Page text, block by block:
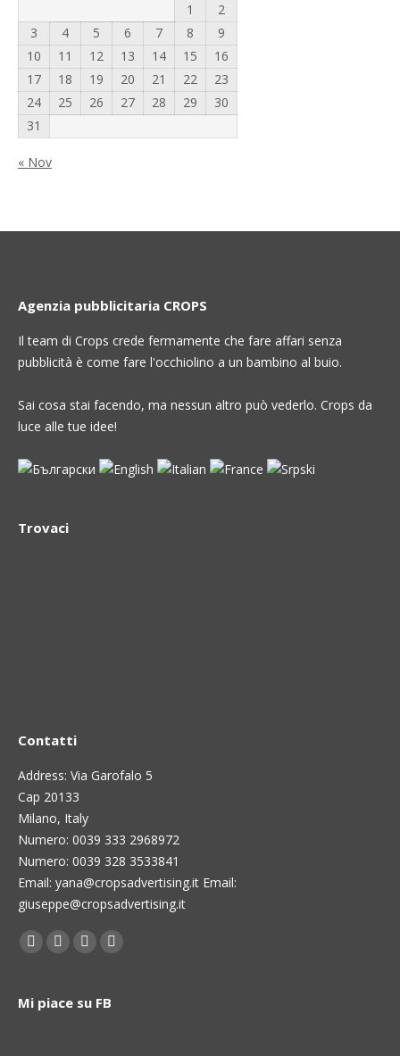
1
2
3
4 5 6 7 8
9
10
11 12 13 14 15
16
17
18 19 20 21 22
23
24
25 26 27 28 29
30
31
« Nov
Agenzia pubblicitaria CROPS
Il team di Crops crede fermamente che fare affari senza
pubblicità è come fare l'occhiolino a un bambino al buio.
Sai cosa stai facendo, ma nessun altro può vederlo. Crops da
luce alle tue idee!
Trovaci
Contatti
Address: Via Garofalo 5
Cap 20133
Milano, Italy
Numero: 0039 333 2968972
Numero: 0039 328 3533841
Email: yana@cropsadvertising.it Email:
giuseppe@cropsadvertising.it
Find us on:
Facebook
opens
Twitter
opens
Linkedin
opens
Instagram
Mi piace su FB